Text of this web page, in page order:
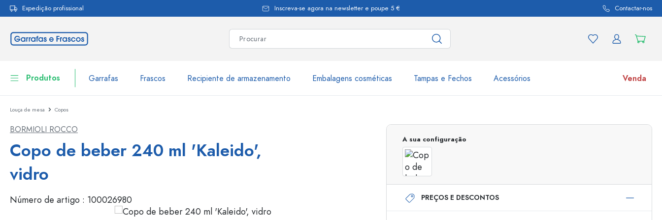
Saltar para a navegação principal
Expedição profissional Inscreva-se agora na newsletter e poupe 5 € Contactar-nos
Produtos Garrafas Frascos Recipiente de armazenamento Embalagens cosméticas Tampas e Fechos Acessórios Venda
Garrafas
Recipiente de armazenamento
Louça de mesa
Embalagens cosméticas
Garrafas por marca
Garrafas WECK
Garrafas Estal
Garrafas com tampa mecânica
Frascos de pulverização
Dispensadores Airless
Frascos com roll-on
Frascos
Louça de mesa Copos
BORMIOLI ROCCO
Copo de beber 240 ml 'Kaleido',
vidro
Número de artigo : 100026980
A sua configuração
PREÇOS E DESCONTOS